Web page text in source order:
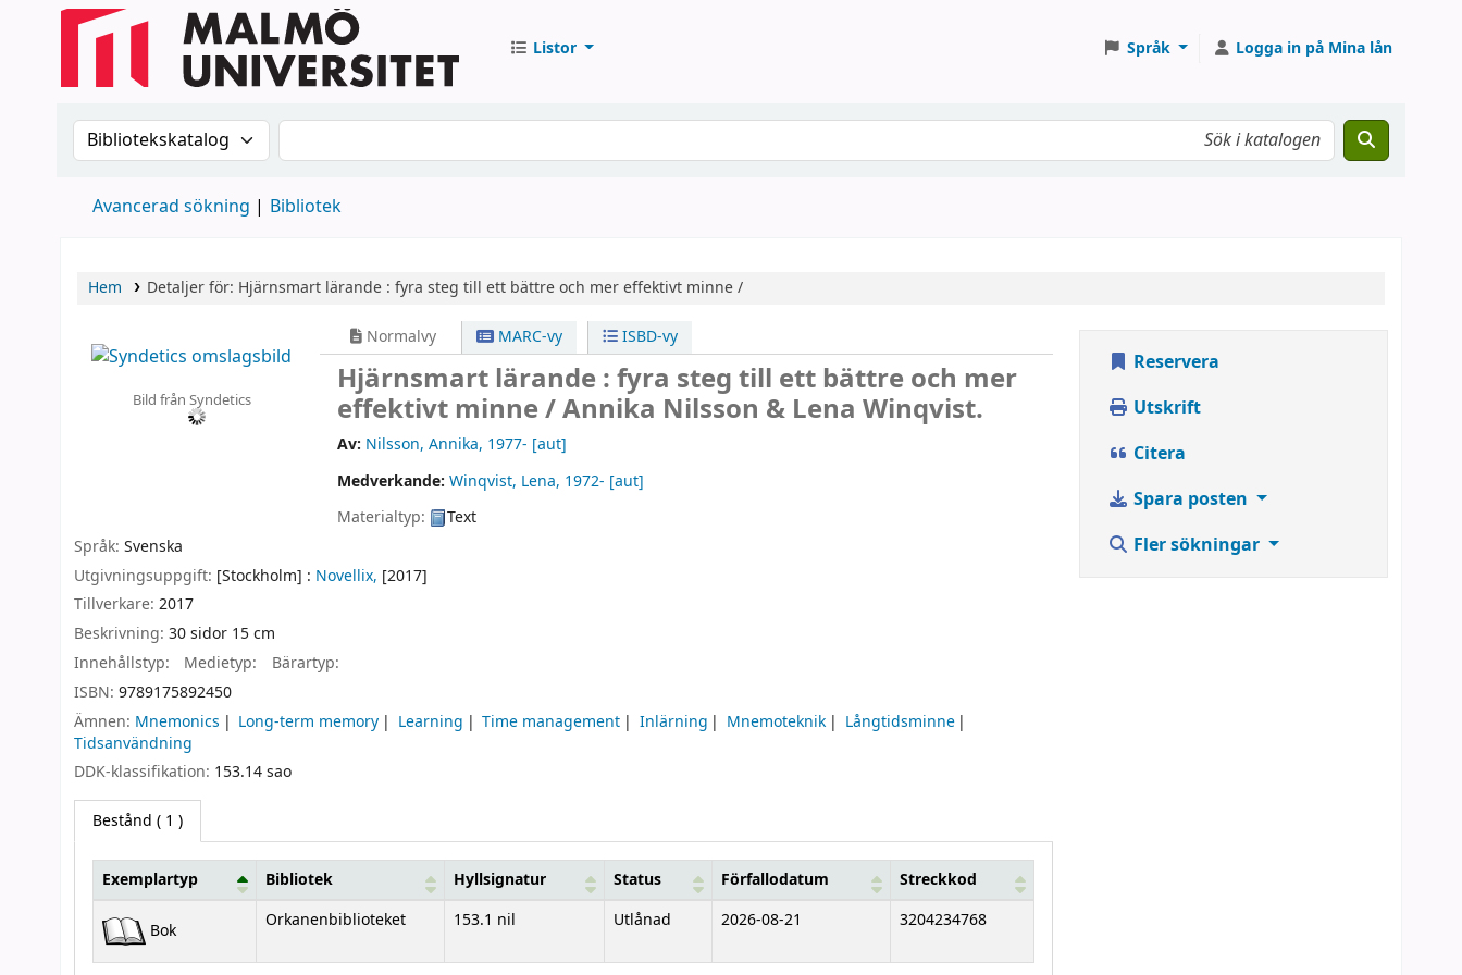
Listor Språk Logga in på Mina lån
Sök i katalogen efter:Sök i katalogen
Avancerad sökning Bibliotek
Hem Detaljer för: Hjärnsmart lärande : fyra steg till ett bättre och mer effektivt minne /
Bild från Syndetics
Normalvy MARC-vy ISBD-vy
Hjärnsmart lärande : fyra steg till ett bättre och mer
effektivt minne /Annika Nilsson & Lena Winqvist.
Av: Nilsson, Annika, 1977- [aut]
Medverkande:Winqvist, Lena, 1972- [aut]
Materialtyp:
Text
Språk: Svenska
Utgivningsuppgift: [Stockholm] : Novellix, [2017]
Tillverkare: 2017
Beskrivning: 30 sidor 15 cm
Innehållstyp:
Medietyp:
Bärartyp:
ISBN: 9789175892450
Ämnen: Mnemonics Long-term memory Learning Time management Inlärning Mnemoteknik
Långtidsminne
Tidsanvändning
DDK-klassifikation: 153.14 sao
Bestånd ( 1 )
Bestånd
Exemplartyp Bibliotek Hyllsignatur Status Förfallodatum Streckkod
Bok Orkanenbiblioteket 153.1 nil Utlånad 2026-08-21 3204234768
Reservera
Utskrift
Citera
Spara posten
Fler sökningar